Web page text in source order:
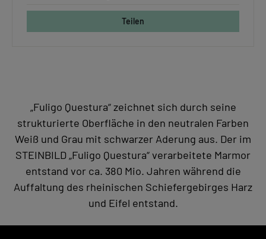
Teilen
„Fuligo Questura“ zeichnet sich durch seine
strukturierte Oberfläche in den neutralen Farben
Weiß und Grau mit schwarzer Aderung aus. Der im
STEINBILD „Fuligo Questura“ verarbeitete Marmor
entstand vor ca. 380 Mio. Jahren während die
Auffaltung des rheinischen Schiefergebirges Harz
und Eifel entstand.